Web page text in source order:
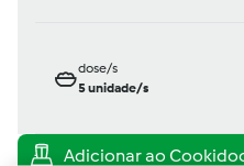
dose/s
5unidade/s